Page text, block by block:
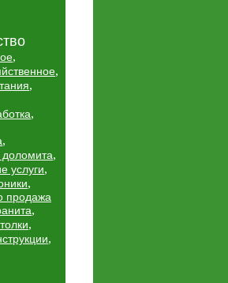
,
,
,
,
,
,
услуги,
,
продажа
,
,
,